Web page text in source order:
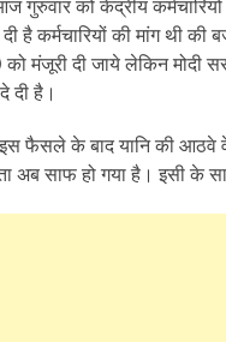
गुरुवार को केंद्रीय
दी है कर्मचारियों की मांग
मंजूरी दी जाये लेकिन मोदी
दी है।
फैसले के बाद यानि की आठवे
अब साफ हो गया है। इसी के